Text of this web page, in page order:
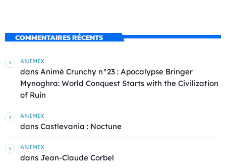
COMMENTAIRES RÉCENTS
ANIMIX
dans Animé Crunchy n°23 : Apocalypse Bringer
Mynoghra: World Conquest Starts with the Civilization
of Ruin
ANIMIX
dans Castlevania : Noctune
ANIMIX
dans Jean-Claude Corbel